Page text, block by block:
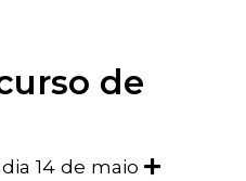
de
14 de maio